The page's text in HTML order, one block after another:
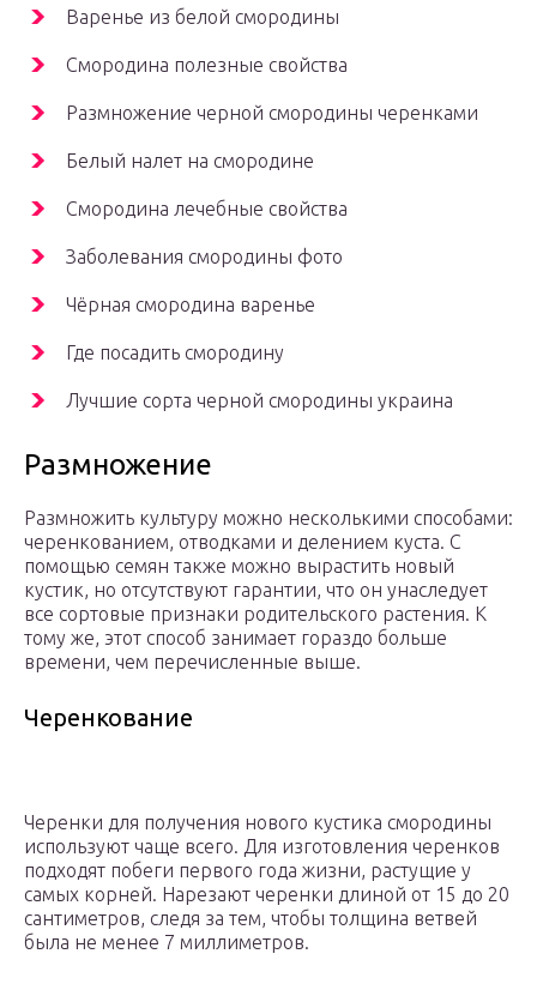
Варенье из белой смородины
Смородина полезные свойства
Размножение черной смородины черенками
Белый налет на смородине
Смородина лечебные свойства
Заболевания смородины фото
Чёрная смородина варенье
Где посадить смородину
Лучшие сорта черной смородины украина
Размножение
Размножить культуру можно несколькими способами:
черенкованием, отводками и делением куста. С
помощью семян также можно вырастить новый
кустик, но отсутствуют гарантии, что он унаследует
все сортовые признаки родительского растения. К
тому же, этот способ занимает гораздо больше
времени, чем перечисленные выше.
Черенкование
Черенки для получения нового кустика смородины
используют чаще всего. Для изготовления черенков
подходят побеги первого года жизни, растущие у
самых корней. Нарезают черенки длиной от 15 до 20
сантиметров, следя за тем, чтобы толщина ветвей
была не менее 7 миллиметров.